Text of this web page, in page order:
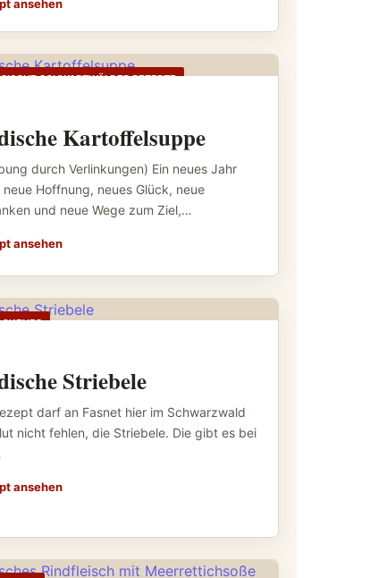
ansehen
SCHWARZWÄLDER REZEPTE
Kartoffelsuppe
durch Verlinkungen) Ein neues Jahr
neue Hoffnung, neues Glück, neue
und neue Wege zum Ziel,…
ansehen
Striebele
darf an Fasnet hier im Schwarzwald
nicht fehlen, die Striebele. Die gibt es bei
ansehen